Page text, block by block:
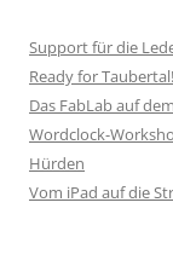
Support für die
Ready for
Das FabLab auf
Wordclock-
Hürden
Vom iPad auf die